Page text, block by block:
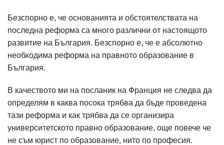
Безспорно е, че основанията и обстоятелствата на
последна реформа са много различни от настоящото
развитие на България. Безспорно е, че е абсолютно
необходима реформа на правното образование в
България.
В качеството ми на посланик на Франция не следва да
определям в каква посока трябва да бъде проведена
тази реформа и как трябва да се организира
университетското правно образование, още повече че
не съм юрист по образование, нито по професия.